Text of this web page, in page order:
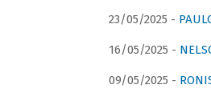
23/05/2025 -
16/05/2025 -
09/05/2025 -